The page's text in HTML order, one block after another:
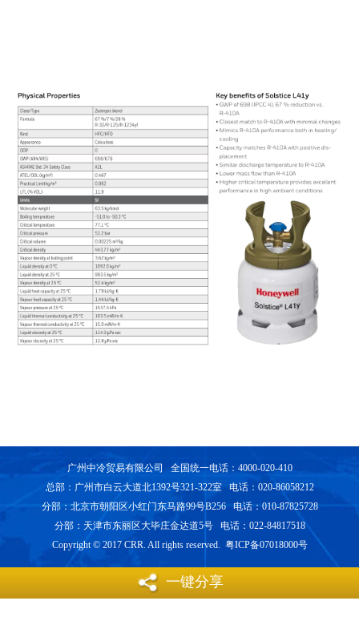
广州中冷贸易有限公司 全国统一电话：4000-020-410
总部：广州市白云大道北1392号321-322室 电话：020-86058212
分部：北京市朝阳区小红门东马路99号B256 电话：010-87825728
分部：天津市东丽区大毕庄金达道5号 电话：022-84817518
Copyright © 2017 CRR. All rights reserved. 粤ICP备07018000号
一键分享